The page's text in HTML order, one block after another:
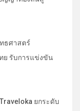
ธศาสตร์
ทย รับการแข่งขัน
ยกระดับ